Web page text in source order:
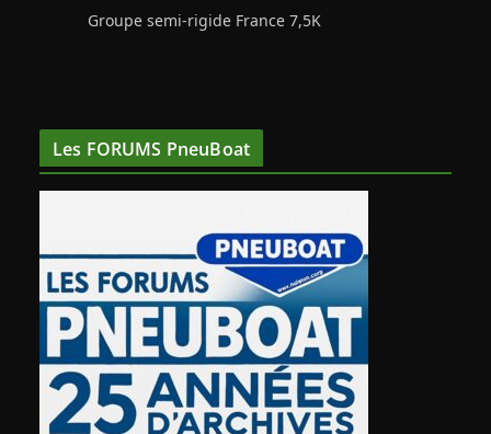
Groupe semi-rigide France 7,5K
Les FORUMS PneuBoat